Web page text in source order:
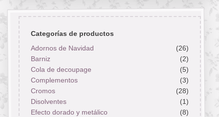
Categorías de productos
Adornos de Navidad
(26)
Barniz
(2)
Cola de decoupage
(5)
Complementos
(3)
Cromos
(28)
Disolventes
(1)
Efecto dorado y metálico
(8)